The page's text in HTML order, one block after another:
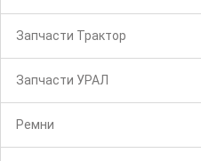
Запчасти Трактор
Запчасти УРАЛ
Ремни